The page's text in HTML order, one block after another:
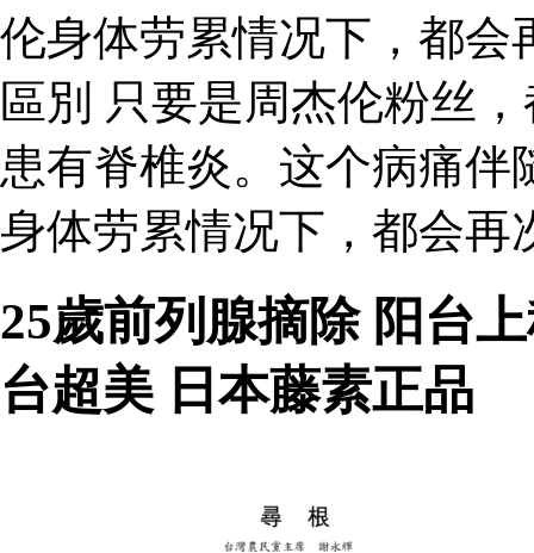
伦身体劳累情况下，都会
區別 只要是周杰伦粉丝
患有脊椎炎。这个病痛
身体劳累情况下，都会再
25歲前列腺摘除 阳台
台超美 日本藤素正品